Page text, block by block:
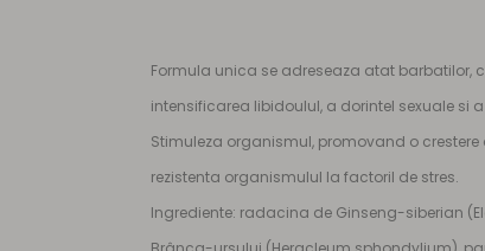
Formula unica se adreseaza atat barbatilor,
intensificarea libidoulul, a dorintel sexuale si
Stimuleza organismul, promovand o
rezistenta organismulul la factoril de stres.
Ingrediente: radacina de Ginseng-siberian